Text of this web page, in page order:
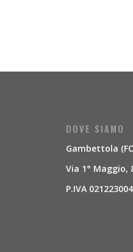
DOVE SIAMO
Gambettola
Via 1° Maggio,
P.IVA